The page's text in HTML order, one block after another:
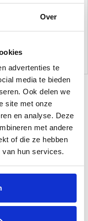
Over
advertenties te
media te bieden
Ook delen we
site met onze
en analyse. Deze
met andere
of die ze hebben
hun services.